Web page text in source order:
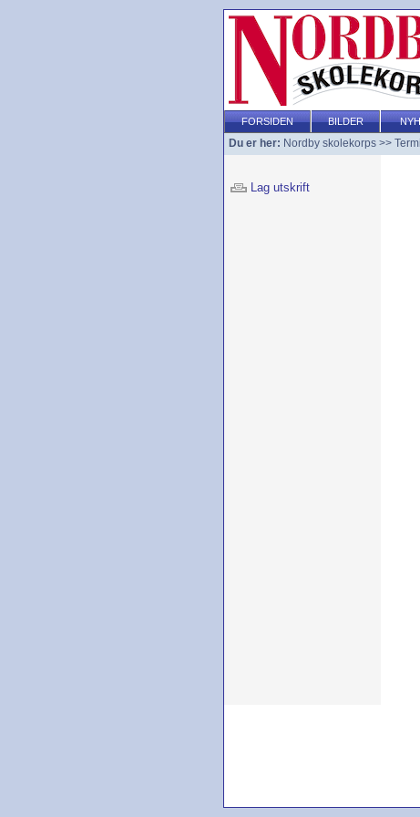
FORSIDEN BILDER
Du er her: Nordby skolekorps >>
Lag utskrift